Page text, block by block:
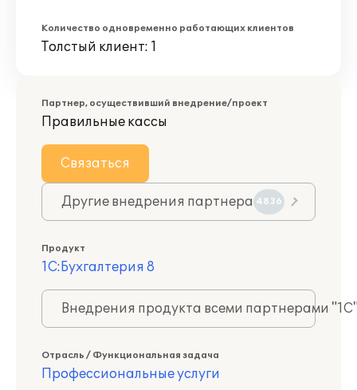
Количество одновременно работающих клиентов
Толстый клиент: 1
Партнер, осуществивший внедрение/проект
Правильные кассы
Связаться
Другие внедрения партнера 4836
Продукт
1С:Бухгалтерия 8
Внедрения продукта всеми партнерами
Отрасль / Функциональная задача
Профессиональные услуги